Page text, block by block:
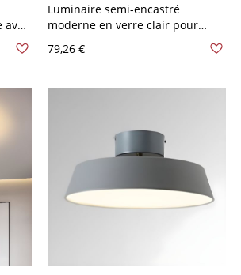
Luminaire semi-encastré
moderne en verre clair pour
ampoule dorée pour couloir
79,26 €